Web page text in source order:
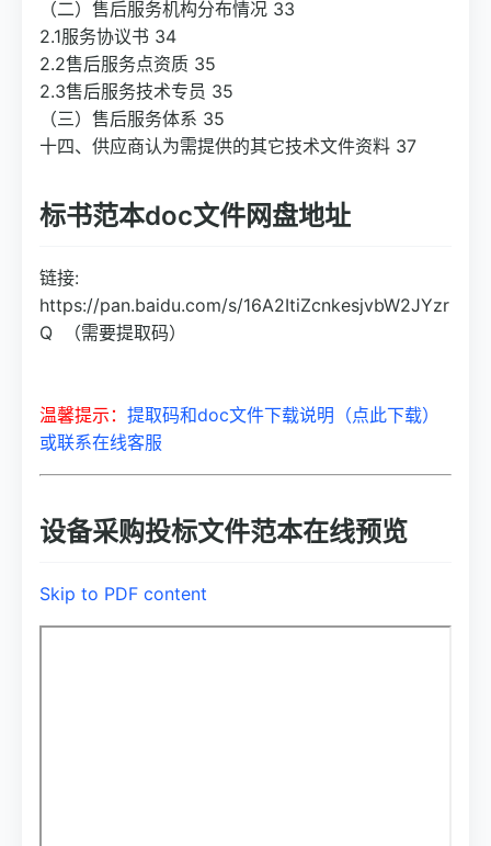
（二）售后服务机构分布情况 33
2.1服务协议书 34
2.2售后服务点资质 35
2.3售后服务技术专员 35
（三）售后服务体系 35
十四、供应商认为需提供的其它技术文件资料 37
标书范本doc文件网盘地址
链接:
https://pan.baidu.com/s/16A2ItiZcnkesjvbW2JYzr
Q （需要提取码）
温馨提示： 提取码和doc文件下载说明（点此下载）
或联系在线客服
设备采购投标文件范本在线预览
Skip to PDF content